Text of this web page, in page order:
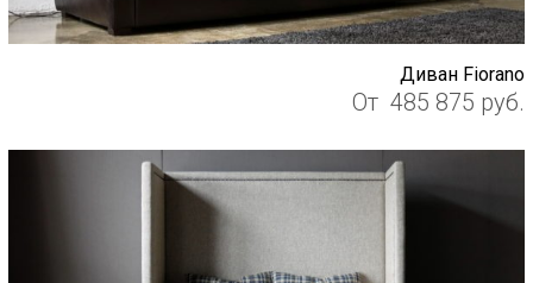
Диван Fiorano
От 485 875 руб.